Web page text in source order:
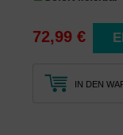
72,99 €
IN DEN